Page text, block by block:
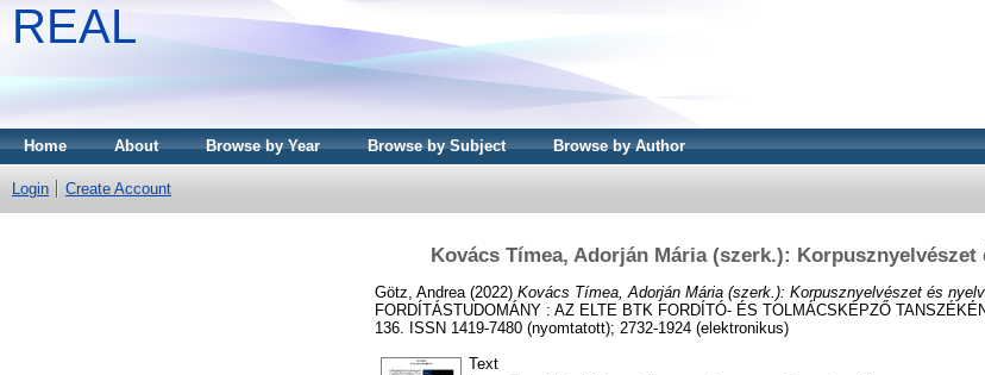
REAL
Home About Browse by Year Browse by Subject Browse by Author
Login Create Account
Kovács Tímea, Adorján Mária (szerk.):
Götz, Andrea (2022) Kovács Tímea, Adorján Mária (szerk.): Korpusznyelvészet és
FORDÍTÁSTUDOMÁNY : AZ ELTE BTK FORDÍTÓ- ÉS TOLMÁCSKÉPZŐ
136. ISSN 1419-7480 (nyomtatott); 2732-1924 (elektronikus)
Text